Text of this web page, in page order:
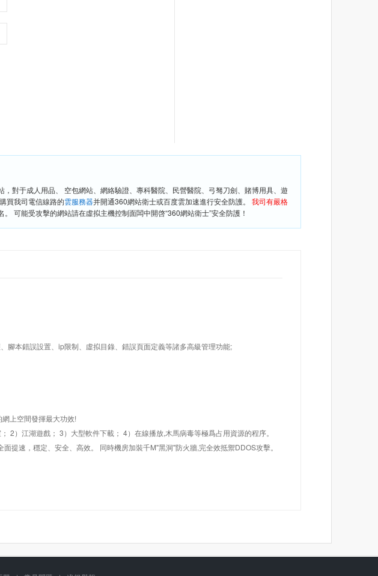
對于成人用品、 空包網站、網絡驗證、專科醫院、民營醫院、弓驽刀劍、賭博用具、遊
買我司電信線路的雲服務器并開通360網站衛士或百度雲加速進行安全防護。 我司有嚴格
可能受攻擊的網站請在虛拟主機控制面闆中開啓“360網站衛士”安全防護！
腳本錯誤設置、ip限制、虛拟目錄、錯誤頁面定義等諸多高級管理功能;
上空間發揮最大功效!
）江湖遊戲； 3）大型軟件下載； 4）在線播放,木馬病毒等極爲占用資源的程序。
提速，穩定、安全、高效。 同時機房加裝千M"黑洞"防火牆,完全效抵禦DDOS攻擊。